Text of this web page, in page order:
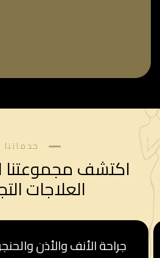
خدماتنا
اكتشف مجموعتنا
العلاجات
قسم أمراض النساء